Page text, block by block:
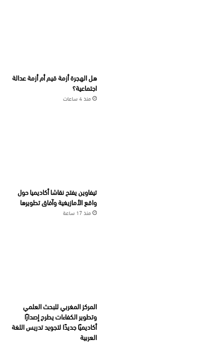
هل الهجرة أزمة قيم أم أزمة عدالة
اجتماعية؟
منذ 4 ساعات
تيفاوين يفتح نقاشا أكاديميا حول
واقع الأمازيغية وآفاق تطويرها
منذ 17 ساعة
المركز المغربي للبحث العلمي
وتطوير الكفاءات يطرح إصدارًا
أكاديميًا جديدًا لتجويد تدريس اللغة
العربية